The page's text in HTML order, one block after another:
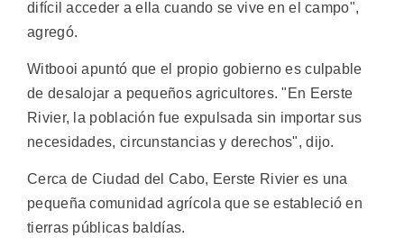
difícil acceder a ella cuando se vive en el campo",
agregó.
Witbooi apuntó que el propio gobierno es culpable
de desalojar a pequeños agricultores. "En Eerste
Rivier, la población fue expulsada sin importar sus
necesidades, circunstancias y derechos", dijo.
Cerca de Ciudad del Cabo, Eerste Rivier es una
pequeña comunidad agrícola que se estableció en
tierras públicas baldías.